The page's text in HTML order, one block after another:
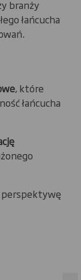
branży
łańcucha
, które
łańcucha